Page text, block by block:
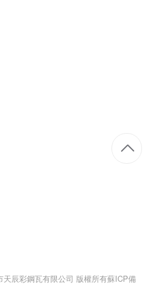
辰彩鋼瓦有限公司 版權所有蘇ICP備